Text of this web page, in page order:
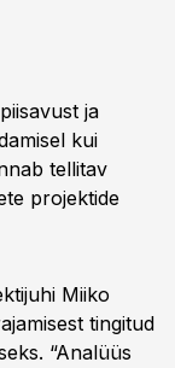
ja
kui
tellitav
projektide
Miiko
tingitud
“Analüüs